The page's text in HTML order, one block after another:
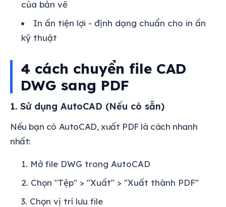
của bản vẽ
In ấn tiện lợi - định dạng chuẩn cho in ấn
kỹ thuật
4 cách chuyển file CAD
DWG sang PDF
1. Sử dụng AutoCAD (Nếu có sẵn)
Nếu bạn có AutoCAD, xuất PDF là cách nhanh
nhất:
Mở file DWG trong AutoCAD
Chọn "Tệp" > "Xuất" > "Xuất thành PDF"
Chọn vị trí lưu file